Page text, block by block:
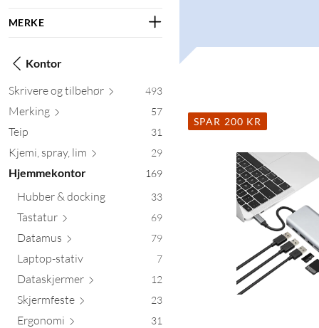
MERKE
Kontor
Skrivere og tilbehør 493
Merking 57
Teip 31
Kjemi, spray, lim 29
Hjemmekontor 169
Hubber & docking 33
Tastatur 69
Datamus 79
Laptop-stativ 7
Dataskjermer 12
Skjermfeste 23
Ergonomi 31
SPAR 200 KR